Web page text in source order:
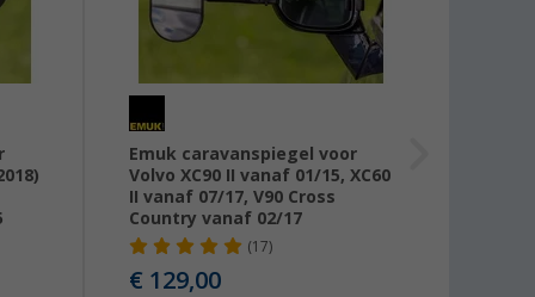
Emuk caravanspiegel voor
Volvo XC90 II vanaf 01/15, XC60
II vanaf 07/17, V90 Cross
Country vanaf 02/17
(17)
€ 129,00